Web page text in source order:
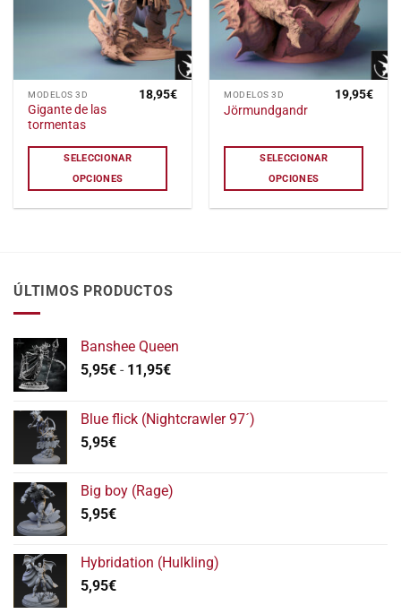
MODELOS 3D
Gigante de las
tormentas
18,95€
SELECCIONAR
OPCIONES
Este
producto
tiene
múltiples
variantes.
Las
opciones
en
de
producto
MODELOS 3D
Jörmundgandr
19,95€
SELECCIONAR
OPCIONES
Este
producto
múltiples
variantes.
Las
opciones
ÚLTIMOS PRODUCTOS
Banshee Queen
5,95€ - 11,95€Rango
desde
11,95€
Blue flick (Nightcrawler 97´)
5,95€
Big boy (Rage)
5,95€
Hybridation (Hulkling)
5,95€